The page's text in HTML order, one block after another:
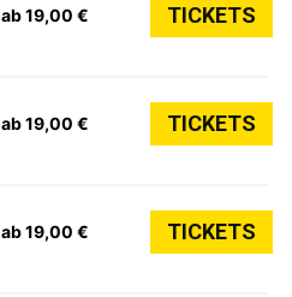
ab 19,00 € TICKETS
ab 19,00 € TICKETS
ab 19,00 € TICKETS